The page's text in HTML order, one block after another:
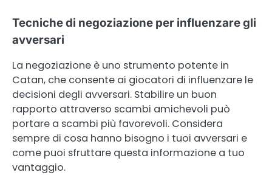
Tecniche di negoziazione per influenzare gli
avversari
La negoziazione è uno strumento potente in
Catan, che consente ai giocatori di influenzare le
decisioni degli avversari. Stabilire un buon
rapporto attraverso scambi amichevoli può
portare a scambi più favorevoli. Considera
sempre di cosa hanno bisogno i tuoi avversari e
come puoi sfruttare questa informazione a tuo
vantaggio.